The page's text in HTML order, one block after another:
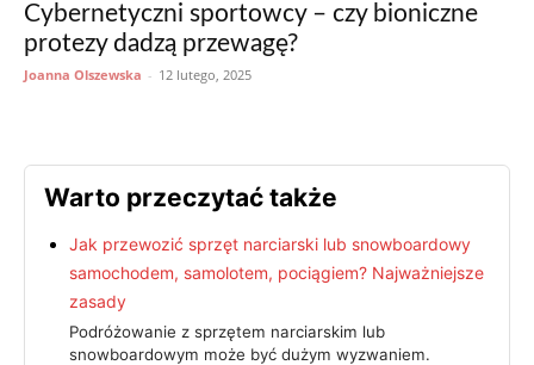
Cybernetyczni sportowcy – czy bioniczne
protezy dadzą przewagę?
Joanna Olszewska - 12 lutego, 2025
Warto przeczytać także
Jak przewozić sprzęt narciarski lub snowboardowy
samochodem, samolotem, pociągiem? Najważniejsze
zasady
Podróżowanie z sprzętem narciarskim lub
snowboardowym może być dużym wyzwaniem.